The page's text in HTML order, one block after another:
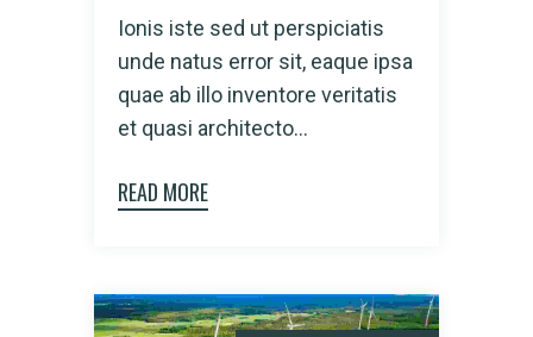
Ionis iste sed ut perspiciatis
unde natus error sit, eaque ipsa
quae ab illo inventore veritatis
et quasi architecto...
READ MORE